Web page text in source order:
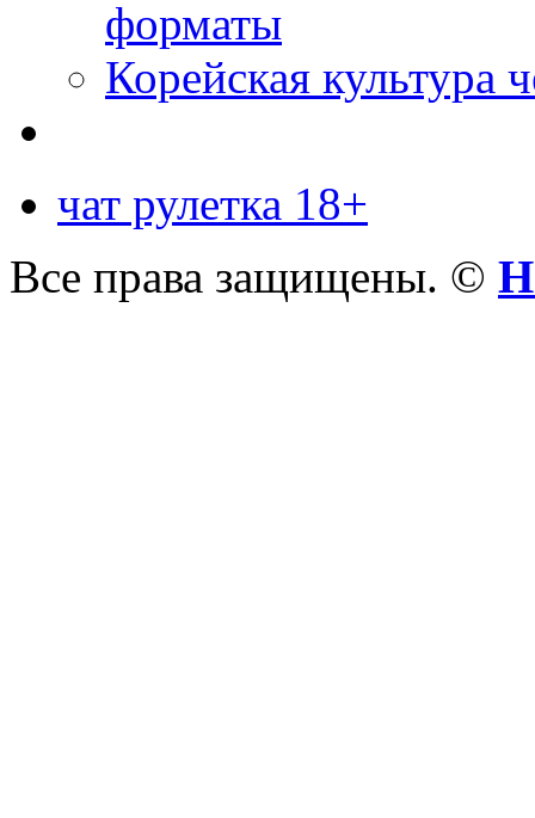
форматы
Корейская культура
чат рулетка 18+
Все права защищены. ©